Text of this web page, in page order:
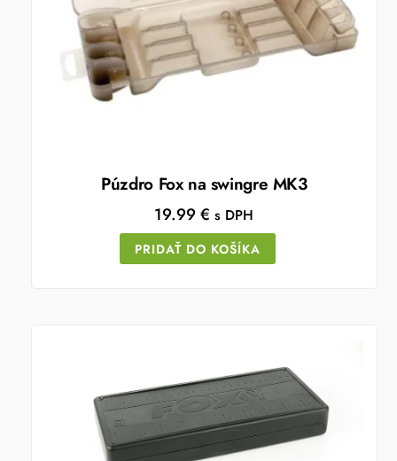
Púzdro Fox na swingre MK3
19.99€ s DPH
PRIDAŤ DO KOŠÍKA